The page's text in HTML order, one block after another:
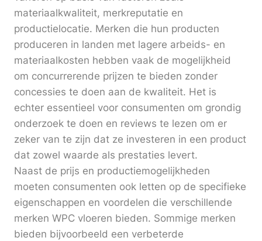
materiaalkwaliteit, merkreputatie en
productielocatie. Merken die hun producten
produceren in landen met lagere arbeids- en
materiaalkosten hebben vaak de mogelijkheid
om concurrerende prijzen te bieden zonder
concessies te doen aan de kwaliteit. Het is
echter essentieel voor consumenten om grondig
onderzoek te doen en reviews te lezen om er
zeker van te zijn dat ze investeren in een product
dat zowel waarde als prestaties levert.
Naast de prijs en productiemogelijkheden
moeten consumenten ook letten op de specifieke
eigenschappen en voordelen die verschillende
merken WPC vloeren bieden. Sommige merken
bieden bijvoorbeeld een verbeterde